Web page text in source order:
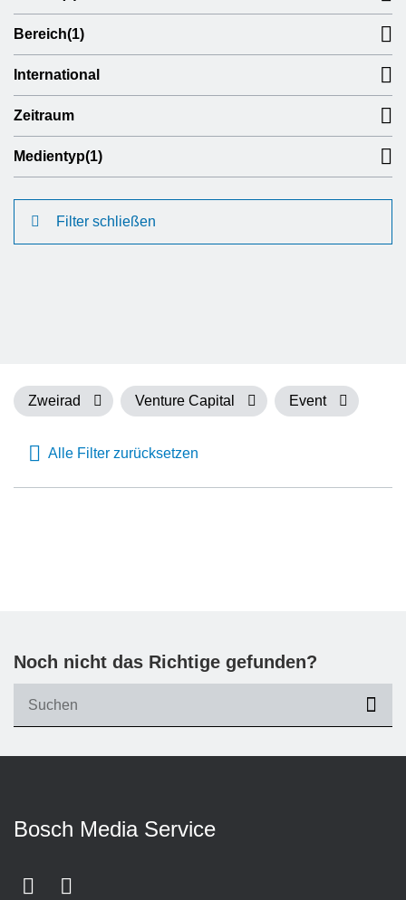
Bereich(1)
International
Zeitraum
Medientyp(1)
Filter schließen
Zweirad Venture Capital Event
Alle Filter zurücksetzen
Noch nicht das Richtige gefunden?
Bosch Media Service